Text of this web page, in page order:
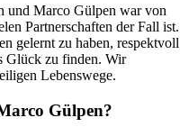
und Marco Gülpen war von
Partnerschaften der Fall ist.
gelernt zu haben, respektvoll
Glück zu finden. Wir
Lebenswege.
Gülpen?